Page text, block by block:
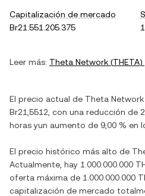
Capitalización de mercado
Br21.551.205.375
Leer más: Theta Network (THETA)
El precio actual de Theta Network
Br21,5512 , con una reducción de
horas yun aumento de 9,00 % en
El precio histórico más alto de
Actualmente, hay 1.000.000.000
oferta máxima de 1.000.000.000
capitalización de mercado